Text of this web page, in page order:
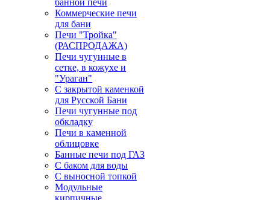
банной печи
Коммерческие печи
для бани
Печи "Тройка"
(РАСПРОДАЖА)
Печи чугунные в
сетке, в кожухе и
"Ураган"
С закрытой каменкой
для Русской Бани
Печи чугунные под
обкладку
Печи в каменной
облицовке
Банные печи под ГАЗ
С баком для воды
С выносной топкой
Модульные
кирпичные